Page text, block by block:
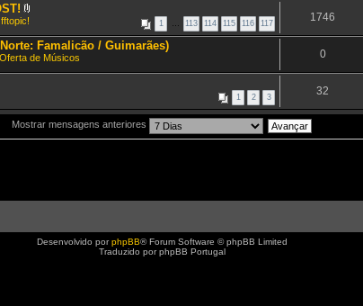
e
x
o
(
1 113 114 115 116 117 1746
Famalicão / Guimarães)
de Músicos 0
1 2 3 32
Mostrar mensagens anteriores
Desenvolvido porphpBB® Forum Software © phpBB Limited
Traduzido por phpBB Portugal